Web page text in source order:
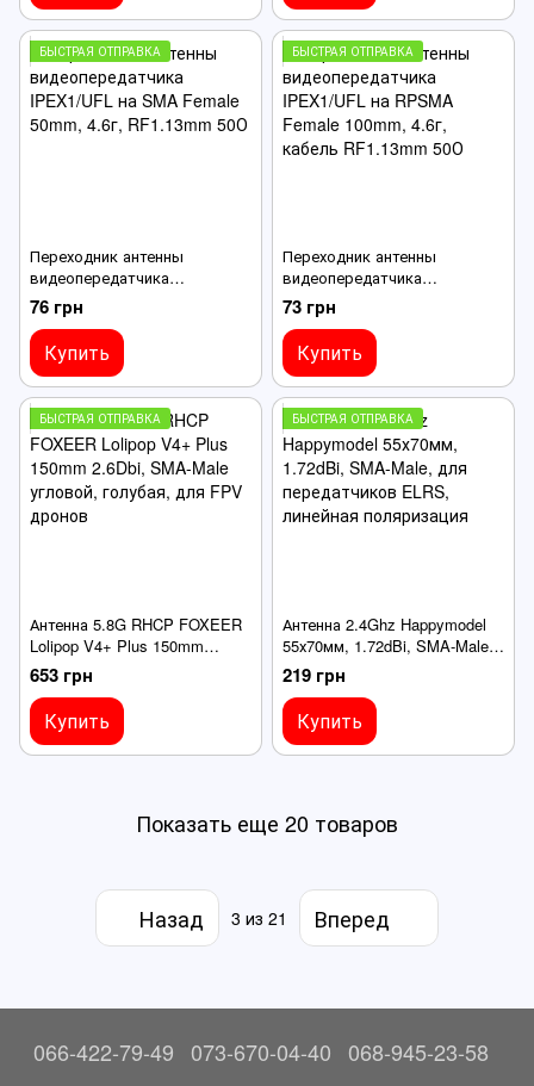
БЫСТРАЯ ОТПРАВКА
Переходник антенны
видеопередатчика
IPEX1/UFL на SMA Female
50mm, 4.6г, RF1.13mm 50О
76 грн
Купить
БЫСТРАЯ ОТПРАВКА
Переходник антенны
видеопередатчика
IPEX1/UFL на RPSMA Female
100mm, 4.6г, кабель
RF1.13mm 50О
73 грн
Купить
БЫСТРАЯ ОТПРАВКА
Антенна 5.8G RHCP FOXEER
Lolipop V4+ Plus 150mm
2.6Dbi, SMA-Male угловой,
голубая, для FPV дронов
653 грн
Купить
БЫСТРАЯ ОТПРАВКА
Антенна 2.4Ghz Happymodel
55х70мм, 1.72dBi, SMA-Male,
для передатчиков ELRS,
линейная поляризация
219 грн
Купить
Показать еще 20 товаров
Назад 3 из 21 Вперед
066-422-79-49 073-670-04-40 068-945-23-58